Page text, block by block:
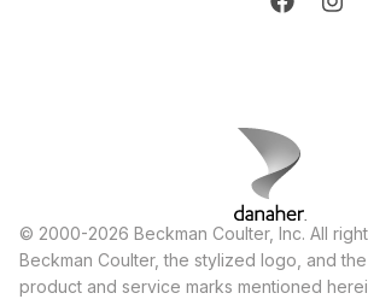
© 2000-2026 Beckman Coulter, Inc. All
Beckman Coulter, the stylized logo, and
product and service marks mentioned